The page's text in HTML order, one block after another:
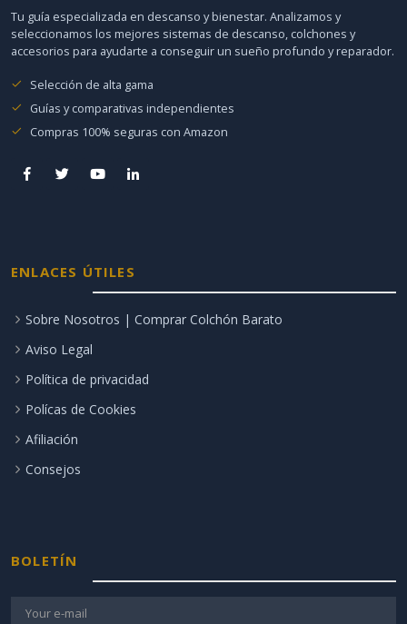
Tu guía especializada en descanso y bienestar. Analizamos y
seleccionamos los mejores sistemas de descanso, colchones y
accesorios para ayudarte a conseguir un sueño profundo y reparador.
Selección de alta gama
Guías y comparativas independientes
Compras 100% seguras con Amazon
ENLACES ÚTILES
Sobre Nosotros | Comprar Colchón Barato
Aviso Legal
Política de privacidad
Polícas de Cookies
Afiliación
Consejos
BOLETÍN